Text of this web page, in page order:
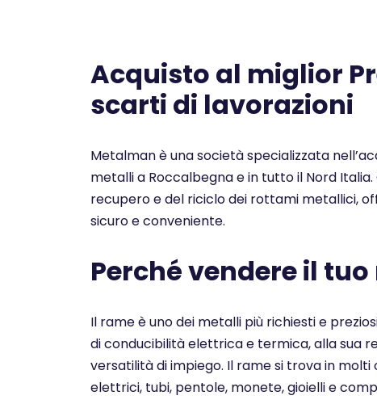
Acquisto al miglior
scarti di lavorazioni
Metalman è una società specializzata
metalli a Roccalbegna e in tutto il Nord
recupero e del riciclo dei rottami metallici,
sicuro e conveniente.
Perché vendere il
Il rame è uno dei metalli più richiesti e
di conducibilità elettrica e termica, alla sua
versatilità di impiego. Il rame si trova in
elettrici, tubi, pentole, monete, gioielli e